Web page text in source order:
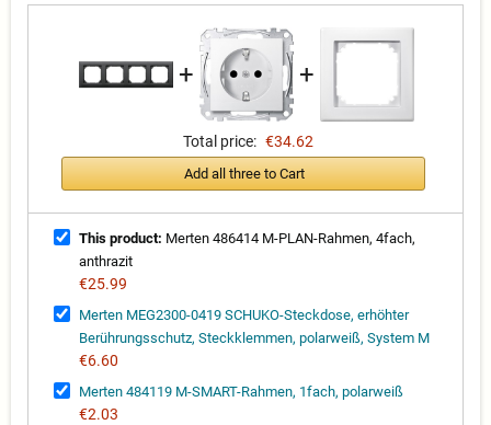
+ +
Total price: €34.62
Add all three to Cart
This product: Merten 486414 M-PLAN-Rahmen, 4fach,
anthrazit
€25.99
Merten MEG2300-0419 SCHUKO-Steckdose, erhöhter
Berührungsschutz, Steckklemmen, polarweiß, System M
€6.60
Merten 484119 M-SMART-Rahmen, 1fach, polarweiß
€2.03